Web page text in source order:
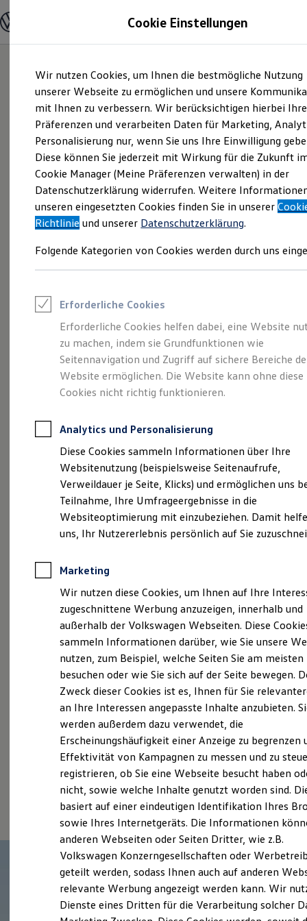
Hauptinhalt
springen
Footer
springen
Modelle und Konfigurator
Modelle vergleichen
Elektroautos
ENERGY Sondermodelle
Nutzfahrzeuge
SUV und CUV
Familienautos
Kombis
Kompaktwagen
Sportwagen
Schnell verfügbare Fahrzeuge
Angebote und Produkte
Aktuelle Angebote
E-Auto-Förderung
Volkswagen Marktplatz
Junge Gebrauchtwagen und Gebrauchtwagen
Saisonangebote
Leasing
Leasing-Angebote
Gebrauchtwagen Leasing
Junge Gebrauchtwagen-Leasing
Elektroauto Leasing
Kleinwagen-Leasing
Leasing ohne Anzahlung
Autokredit mit Schlussrate
Versicherungen und Garantien
Kfz-Versicherung
Restschuldversicherungen
Garantien
Wartungsverträge
Geschäftskunden
Professional Class bei Volkswagen
Großkunden
Behörden
Anpfiff zum Gewinn
Elektroautos
ID. Tutorials
Der neue ID. Polo
Der ID.4
Der ID.4 GTX
Der ID.5 GTX
Der ID.7 GTX
Der ID.7 Tourer
Der ID.7 GTX Tourer
Der neue ID. Cross
Elektrofahrzeugkonzepte
ID. EVERY1
Reichweite
Reichweite der ID. Modelle
Reichweite im Winter
Rekuperation
Laden unterwegs
Laden Zuhause
Ladestationen finden
Ladezeitensimulator
Batterie
Sicherheit
Garantie und Lebensdauer
Mehr Raum für alle(s).
Der Tayron.
Probefahrt vereinbaren
Fahrzeugangebot anfordern
Serviceanfrage stellen
Cookie Einstellungen
Wir nutzen Cookies, um Ihnen die bestmögliche Nutzung
unserer Webseite zu ermöglichen und unsere
mit Ihnen zu verbessern. Wir berücksichtigen hierbei Ihre
Präferenzen und verarbeiten Daten für Marketing,
Personalisierung nur, wenn Sie uns Ihre Einwilligung
Diese können Sie jederzeit mit Wirkung für die Zukunft
Cookie Manager (Meine Präferenzen verwalten) in der
Datenschutzerklärung widerrufen. Weitere
unseren eingesetzten Cookies finden Sie in unserer
Richtlinie und unserer Datenschutzerklärung.
Folgende Kategorien von Cookies werden durch uns
Erforderliche Cookies
Erforderliche Cookies helfen dabei, eine Website
zu machen, indem sie Grundfunktionen wie
Seitennavigation und Zugriff auf sichere Bereiche
Website ermöglichen. Die Website kann ohne diese
Cookies nicht richtig funktionieren.
Analytics und Personalisierung
Diese Cookies sammeln Informationen über Ihre
Websitenutzung (beispielsweise Seitenaufrufe,
Verweildauer je Seite, Klicks) und ermöglichen uns
Teilnahme, Ihre Umfrageergebnisse in die
Websiteoptimierung mit einzubeziehen. Damit
uns, Ihr Nutzererlebnis persönlich auf Sie
Marketing
Wir nutzen diese Cookies, um Ihnen auf Ihre
zugeschnittene Werbung anzuzeigen, innerhalb und
außerhalb der Volkswagen Webseiten. Diese
sammeln Informationen darüber, wie Sie unsere
nutzen, zum Beispiel, welche Seiten Sie am meisten
besuchen oder wie Sie sich auf der Seite bewegen.
Zweck dieser Cookies ist es, Ihnen für Sie
an Ihre Interessen angepasste Inhalte anzubieten.
werden außerdem dazu verwendet, die
Erscheinungshäufigkeit einer Anzeige zu begrenzen
Effektivität von Kampagnen zu messen und zu
registrieren, ob Sie eine Webseite besucht haben
nicht, sowie welche Inhalte genutzt worden sind.
basiert auf einer eindeutigen Identifikation Ihres
sowie Ihres Internetgeräts. Die Informationen
anderen Webseiten oder Seiten Dritter, wie z.B.
Volkswagen Konzerngesellschaften oder
geteilt werden, sodass Ihnen auch auf anderen
relevante Werbung angezeigt werden kann. Wir
Dienste eines Dritten für die Verarbeitung solcher